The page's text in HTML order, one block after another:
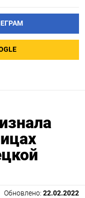
Обновлено: 22.02.2022